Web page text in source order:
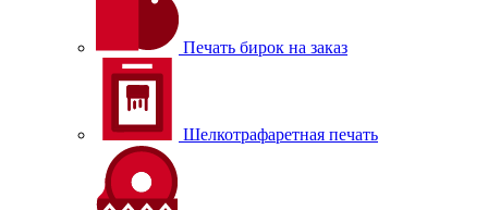
Печать бирок на заказ
Шелкотрафаретная печать